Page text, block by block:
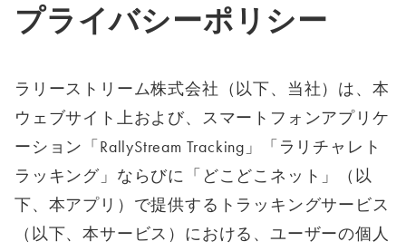
プライバシーポリシー
ラリーストリーム株式会社（以下、当社）は、本
ウェブサイト上および、スマートフォンアプリケ
ーション「RallyStream Tracking」「ラリチャレト
ラッキング」ならびに「どこどこネット」（以
下、本アプリ）で提供するトラッキングサービス
（以下、本サービス）における、ユーザーの個人